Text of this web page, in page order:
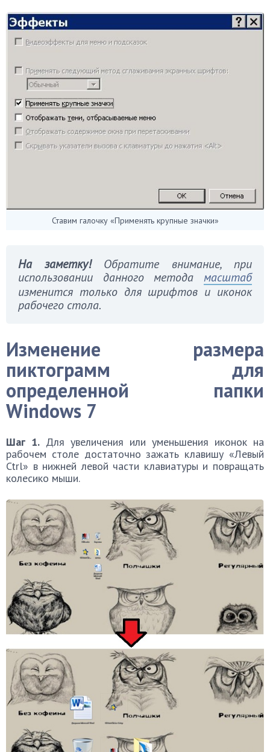
Ставим галочку «Применять крупные значки»
На заметку!Обратите внимание, при
использовании данного метода масштаб
изменится только для шрифтов и иконок
рабочего стола.
Изменение размера
пиктограмм для
определенной папки
Windows 7
Шаг 1. Для увеличения или уменьшения иконок на
рабочем столе достаточно зажать клавишу «Левый
Ctrl» в нижней левой части клавиатуры и повращать
колесико мыши.